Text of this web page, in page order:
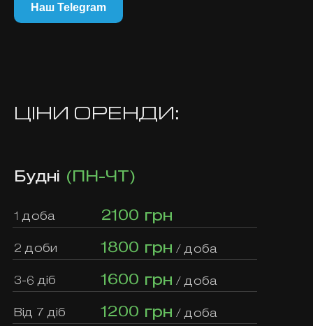
Наш Telegram
ЦІНИ ОРЕНДИ:
Будні (ПН-ЧТ)
1 доба 2100 грн
2 доби 1800 грн / доба
3-6 діб 1600 грн / доба
Від 7 діб 1200 грн / доба